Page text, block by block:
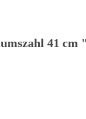
41 cm